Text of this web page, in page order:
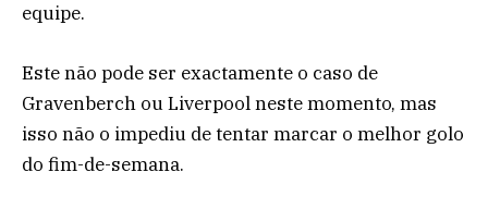
equipe.
Este não pode ser exactamente o caso de
Gravenberch ou Liverpool neste momento, mas
isso não o impediu de tentar marcar o melhor golo
do fim-de-semana.